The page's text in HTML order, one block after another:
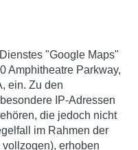
"Google Maps"
Amphitheatre Parkway,
ein. Zu den
IP-Adressen
die jedoch nicht
im Rahmen der
erhoben